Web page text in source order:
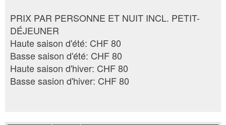
PRIX PAR PERSONNE ET NUIT INCL. PETIT-
DÉJEUNER
Haute saison d'été: CHF 80
Basse saison d'été: CHF 80
Haute saison d'hiver: CHF 80
Basse sasion d'hiver: CHF 80